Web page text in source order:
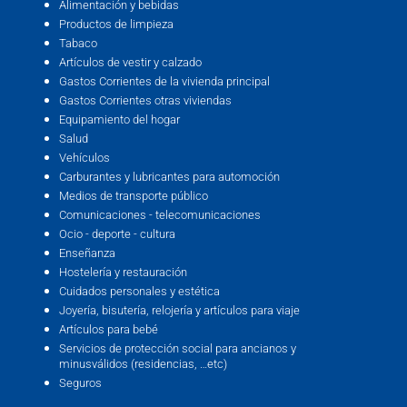
Alimentación y bebidas
Productos de limpieza
Tabaco
Artículos de vestir y calzado
Gastos Corrientes de la vivienda principal
Gastos Corrientes otras viviendas
Equipamiento del hogar
Salud
Vehículos
Carburantes y lubricantes para automoción
Medios de transporte público
Comunicaciones - telecomunicaciones
Ocio - deporte - cultura
Enseñanza
Hostelería y restauración
Cuidados personales y estética
Joyería, bisutería, relojería y artículos para viaje
Artículos para bebé
Servicios de protección social para ancianos y
minusválidos (residencias, …etc)
Seguros